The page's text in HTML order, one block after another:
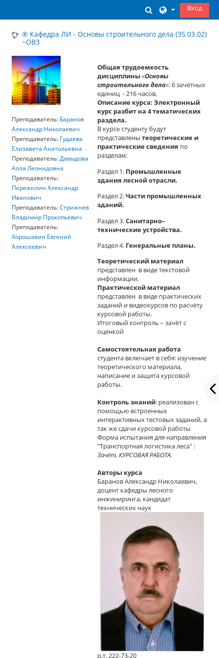
ИзменитьВход
® Кафедра ЛИ - Основы строительного дела (35.03.02)
~ОВЗ
Общая трудоемкость
дисциплины «Основы
строительного дела»:6 зачётных
единиц - 216 часов,
Описание курса: Электронный
курс разбит на 4 тематических
раздела.
В курсе студенту будут
представлены теоретические и
практические сведения по
разделам:
Раздел 1. Промышленные
здания лесной отрасли.
Раздел 2.Части промышленных
зданий.
Раздел 3.Санитарно–
технические устройства.
Раздел 4. Генеральные планы.
Теоретический материал
представлен в виде текстовой
информации.
Практической материал
представлен в виде практических
заданий и видеокурсов по расчёту
курсовой работы.
Итоговый контроль – зачёт с
оценкой
Самостоятельная работа
студента включает в себя: изучение
теоретического материала,
написание и защита курсовой
работы.
Контроль знаний: реализован с
помощью встроенных
интерактивных тестовых заданий, а
так же сдачи курсовой работы
Форма испытания для направления
"Транспортная логистика леса" :
Зачёт, КУРСОВАЯ РАБОТА.
Авторы курса
Баранов Александр Николаевич,
доцент кафедры лесного
инжиниринга, кандидат
технических наук
р.т. 222-73-20
Преподаватель: Баранов
Александр Николаевич
Преподаватель: Гудаева
Елизавета Анатольевна
Преподаватель:Давыдова
Алла Леонидовна
Преподаватель:
Пережилин Александр
Иванович
Преподаватель:Стрижнев
Владимир Прокопьевич
Преподаватель:
Хорошавин Евгений
Алексеевич